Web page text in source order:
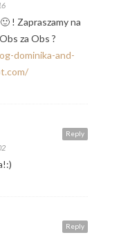
! Zapraszamy na
za Obs ?
dominika-and-
Reply
Reply